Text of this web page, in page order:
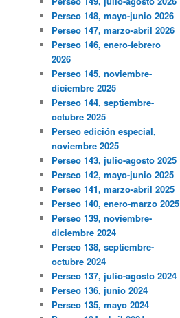
Perseo 148, mayo-junio 2026
Perseo 147, marzo-abril 2026
Perseo 146, enero-febrero
2026
Perseo 145, noviembre-
diciembre 2025
Perseo 144, septiembre-
octubre 2025
Perseo edición especial,
noviembre 2025
Perseo 143, julio-agosto 2025
Perseo 142, mayo-junio 2025
Perseo 141, marzo-abril 2025
Perseo 140, enero-marzo 2025
Perseo 139, noviembre-
diciembre 2024
Perseo 138, septiembre-
octubre 2024
Perseo 137, julio-agosto 2024
Perseo 136, junio 2024
Perseo 135, mayo 2024